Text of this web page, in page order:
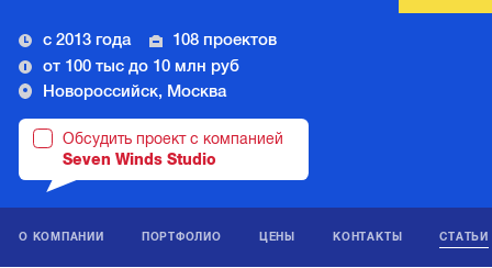
с 2013 года
108 проектов
от 100 тыс до 10 млн руб
Новороссийск, Москва
Обсудить проект с компанией
Seven Winds Studio
О КОМПАНИИ ПОРТФОЛИО ЦЕНЫ КОНТАКТЫ СТАТЬИ